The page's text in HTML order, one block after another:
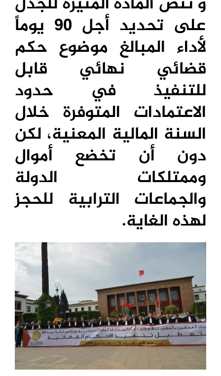
على تحديد أجل 90 يوماً
لأداء المبالغ موضوع حكم
قضائي نهائي قابل
للتنفيذ في حدود
الاعتمادات المتوفرة خلال
السنة المالية المعنية، لكن
دون أن تخضع أموال
وممتلكات الدولة
والجماعات الترابية للحجز
لهذه الغاية.